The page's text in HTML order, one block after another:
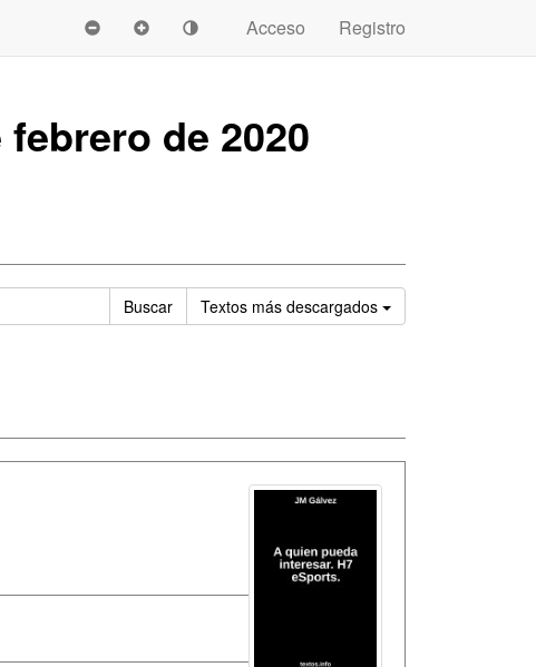
Acceso
Registro
de 2020
Buscar Textos más descargados Ordenar